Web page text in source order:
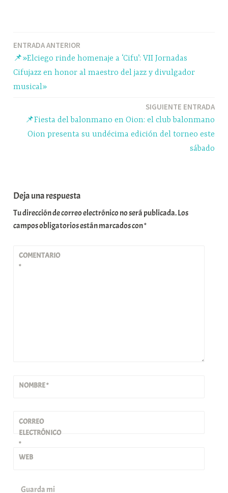
ppm rti
r
Navegación
de
entradas
ENTRADA ANTERIOR
📌»Elciego rinde homenaje a ‘Cifu’: VII Jornadas
Cifujazz en honor al maestro del jazz y divulgador
musical»
SIGUIENTE ENTRADA
📌Fiesta del balonmano en Oion: el club balonmano
Oion presenta su undécima edición del torneo este
sábado
Deja una respuesta
Tu dirección de correo electrónico no será publicada.Los
campos obligatorios están marcados con*
COMENTARIO
*
NOMBRE*
CORREO
ELECTRÓNICO
*
WEB
Guarda mi